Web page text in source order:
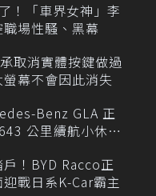
！「車界女神」李
場性騷、黑幕
取消實體按鍵做過
幕不會因此消失
Benz GLA 正
公里續航小休
！BYD Racco正
戰日系K-Car霸主